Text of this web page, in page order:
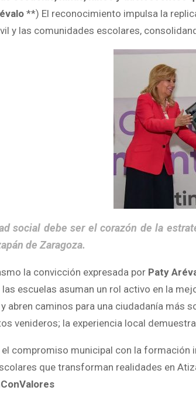
**) El reconocimiento impulsa la
y las comunidades escolares,
social debe ser el corazón de la
de Zaragoza.
la convicción expresada por Paty
escuelas asuman un rol activo en la
abren caminos para una ciudadanía más
venideros; la experiencia local
el compromiso municipal con la
que transforman realidades en